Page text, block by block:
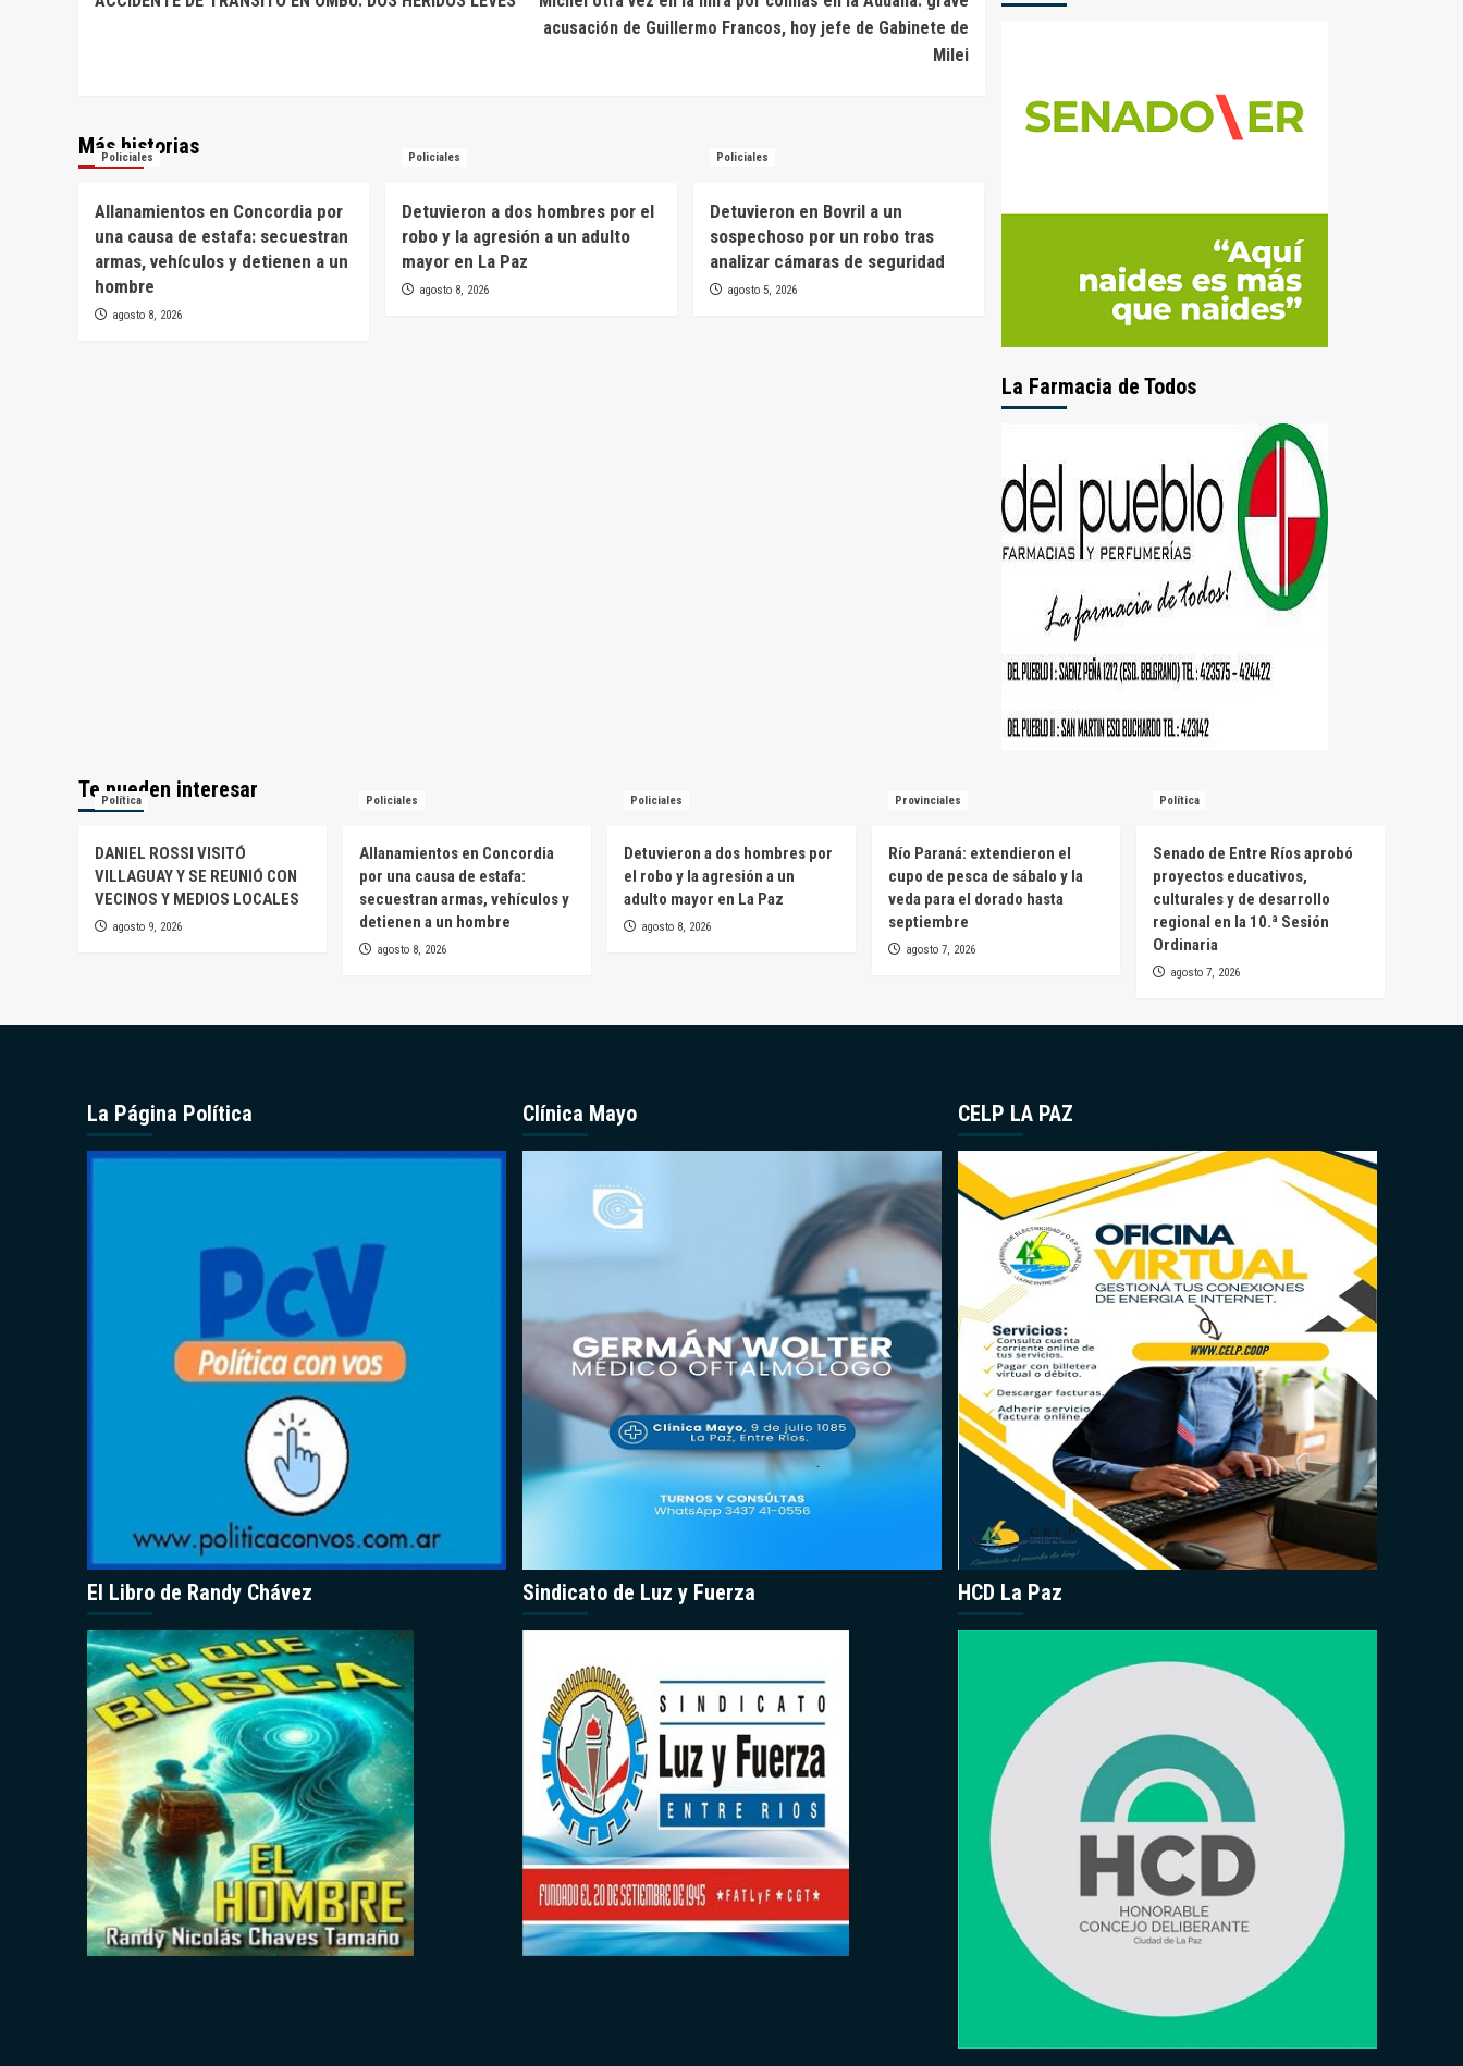
de
acusación de Guillermo Francos, hoy jefe de Gabinete de
Milei
Más historias
Policiales
Allanamientos en Concordia por
una causa de estafa: secuestran
armas, vehículos y detienen a un
hombre
agosto 8, 2026
Policiales
Detuvieron a dos hombres por el
robo y la agresión a un adulto
mayor en La Paz
agosto 8, 2026
Policiales
Detuvieron en Bovril a un
sospechoso por un robo tras
analizar cámaras de seguridad
agosto 5, 2026
La Farmacia de Todos
Te pueden interesar
Política
DANIEL ROSSI VISITÓ
VILLAGUAY Y SE REUNIÓ CON
VECINOS Y MEDIOS LOCALES
agosto 9, 2026
Policiales
Allanamientos en Concordia
por una causa de estafa:
secuestran armas, vehículos y
detienen a un hombre
agosto 8, 2026
Policiales
Detuvieron a dos hombres por
el robo y la agresión a un
adulto mayor en La Paz
agosto 8, 2026
Provinciales
Río Paraná: extendieron el
cupo de pesca de sábalo y la
veda para el dorado hasta
septiembre
agosto 7, 2026
Política
Senado de Entre Ríos aprobó
proyectos educativos,
culturales y de desarrollo
regional en la 10.ª Sesión
Ordinaria
agosto 7, 2026
La Página Política
El Libro de Randy Chávez
Clínica Mayo
Sindicato de Luz y Fuerza
CELP LA PAZ
HCD La Paz